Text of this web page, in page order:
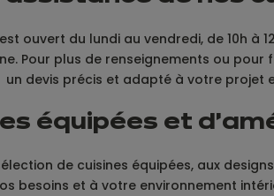
ouvert du lundi au vendredi, de 10h à
Pour plus de renseignements ou
un devis précis et adapté à votre projet
équipées et
de cuisines équipées, aux
besoins et à votre environnement